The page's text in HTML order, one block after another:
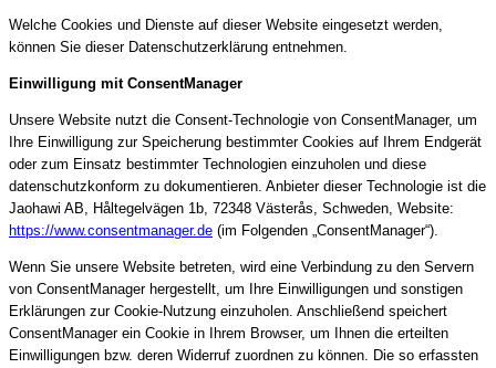
Welche Cookies und Dienste auf dieser Website eingesetzt werden,
können Sie dieser Datenschutzerklärung entnehmen.
Einwilligung mit ConsentManager
Unsere Website nutzt die Consent-Technologie von ConsentManager, um
Ihre Einwilligung zur Speicherung bestimmter Cookies auf Ihrem Endgerät
oder zum Einsatz bestimmter Technologien einzuholen und diese
datenschutzkonform zu dokumentieren. Anbieter dieser Technologie ist die
Jaohawi AB, Håltegelvägen 1b, 72348 Västerås, Schweden, Website:
https://www.consentmanager.de (im Folgenden „ConsentManager“).
Wenn Sie unsere Website betreten, wird eine Verbindung zu den Servern
von ConsentManager hergestellt, um Ihre Einwilligungen und sonstigen
Erklärungen zur Cookie-Nutzung einzuholen. Anschließend speichert
ConsentManager ein Cookie in Ihrem Browser, um Ihnen die erteilten
Einwilligungen bzw. deren Widerruf zuordnen zu können. Die so erfassten